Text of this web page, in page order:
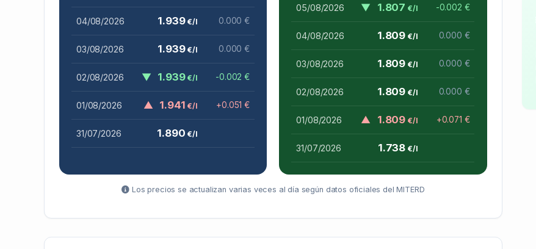
04/08/2026 1.939€/l 0.000 €
03/08/2026 1.939€/l 0.000 €
02/08/2026 ▼ 1.939€/l -0.002 €
01/08/2026 ▲ 1.941€/l +0.051 €
31/07/2026 1.890€/l
05/08/2026 ▼ 1.807 €/l -0.002 €
04/08/2026 1.809 €/l 0.000 €
03/08/2026 1.809 €/l 0.000 €
02/08/2026 1.809 €/l 0.000 €
01/08/2026 ▲ 1.809 €/l +0.071 €
31/07/2026 1.738 €/l
Los precios se actualizan varias veces al día según datos oficiales del MITERD